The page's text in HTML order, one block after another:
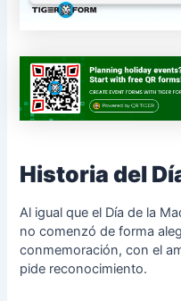
Historia del
Al igual que el Día de la
no comenzó de forma
conmemoración, con el
pide reconocimiento.